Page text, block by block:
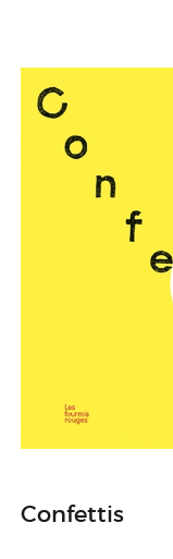
Confettis